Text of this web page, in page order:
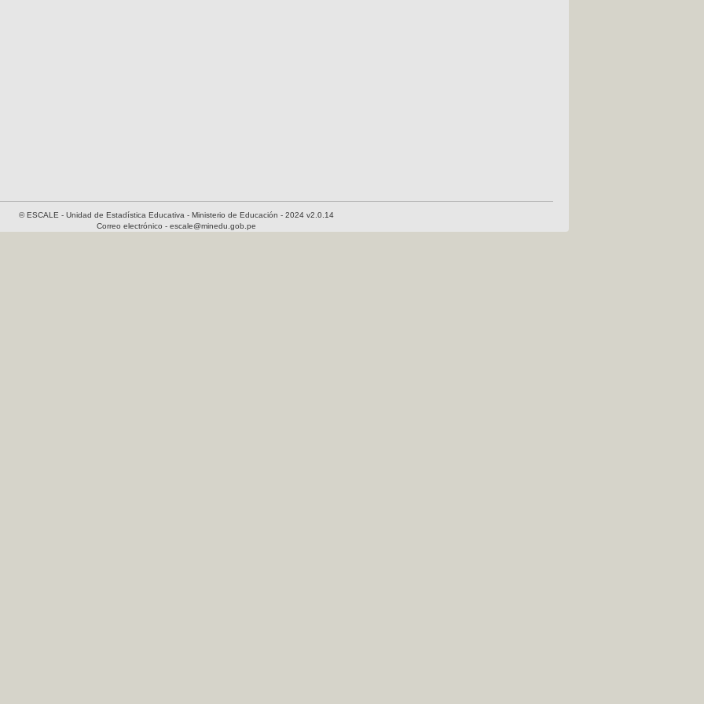
© ESCALE - Unidad de Estadística Educativa - Ministerio de Educación - 2024 v2.0.14
Correo electrónico - escale@minedu.gob.pe